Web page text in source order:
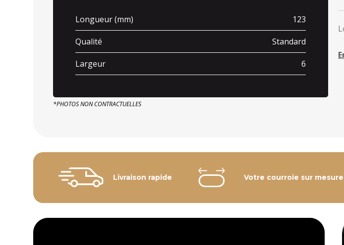
Longueur (mm) 123
Qualité Standard
Largeur 6
*PHOTOS NON CONTRACTUELLES
Livraison rapide Votre courroie sur mesure